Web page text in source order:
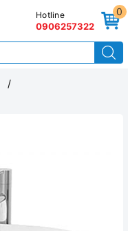
0
Hotline
0906257322